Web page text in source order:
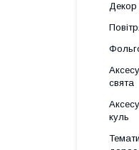
Декор
свята
куль